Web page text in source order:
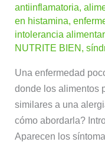
antiinflamatoria,
en histamina,
intolerancia
NUTRITE BIEN,
Una enfermedad
donde los alimentos
similares a una
cómo abordarla?
Aparecen los